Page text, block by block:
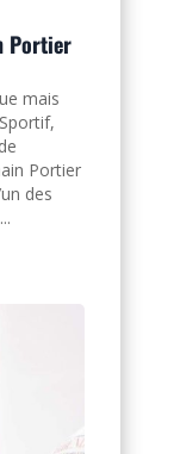
Portier
mais
Portier
des